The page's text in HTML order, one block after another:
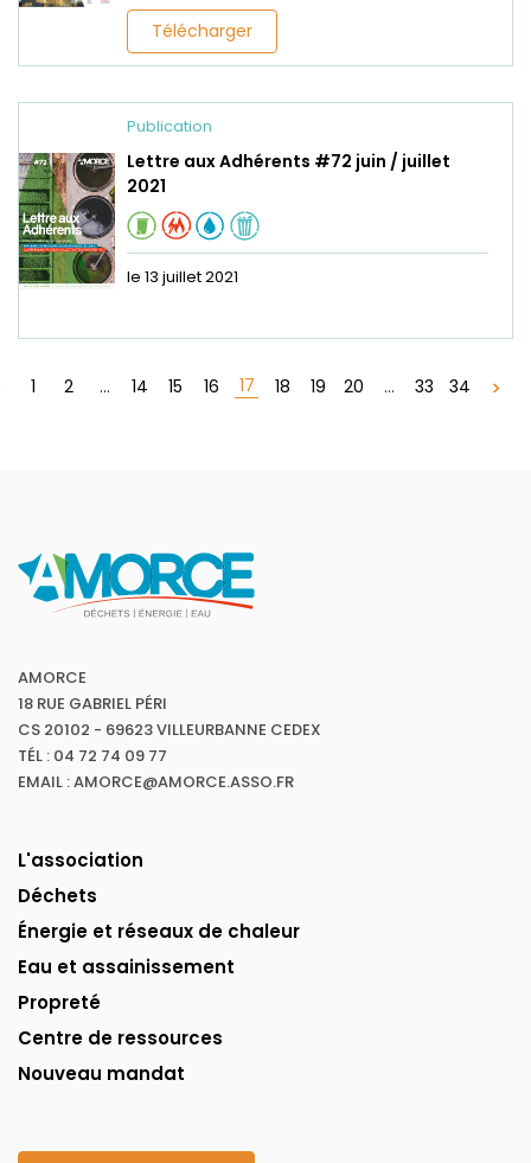
Télécharger
Publication
Lettre aux Adhérents #72 juin / juillet
2021
le 13 juillet 2021
1 2 ... 14 15 16 17 18 19 20 ... 33 34
AMORCE
18 RUE GABRIEL PÉRI
CS 20102 - 69623 VILLEURBANNE CEDEX
TÉL : 04 72 74 09 77
EMAIL : AMORCE@AMORCE.ASSO.FR
L'association
Déchets
Énergie et réseaux de chaleur
Eau et assainissement
Propreté
Centre de ressources
Nouveau mandat